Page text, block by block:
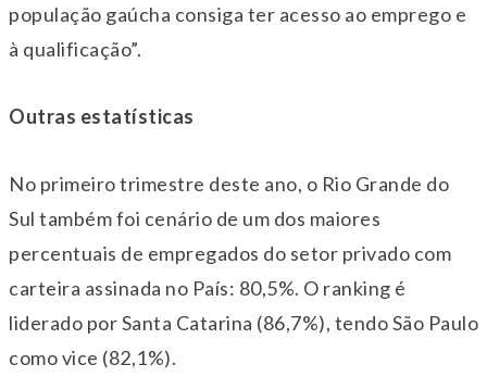
população gaúcha consiga ter acesso ao emprego e
à qualificação”.
Outras estatísticas
No primeiro trimestre deste ano, o Rio Grande do
Sul também foi cenário de um dos maiores
percentuais de empregados do setor privado com
carteira assinada no País: 80,5%. O ranking é
liderado por Santa Catarina (86,7%), tendo São Paulo
como vice (82,1%).